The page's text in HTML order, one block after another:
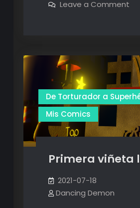
de
Leave a Commenton
De Torturador a
Mis Comics
Primera viñeta
2021-07-18
Dancing Demon